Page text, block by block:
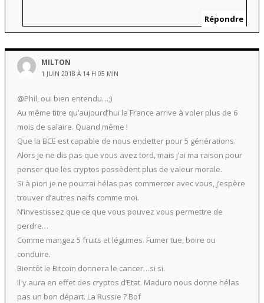
Répondre
MILTON
1 JUIN 2018 À 14 H 05 MIN
@Phil, oui bien entendu…;)
Au même titre qu’aujourd’hui la France arrive à voler plus de 6
mois de salaire. Quand même !
Que la BCE est capable de nous endetter pour 5 générations.
Alors je ne dis pas que vous avez tord, mais j’ai ma raison pour
penser que les cryptos possèdent plus de valeur morale.
Si à piori je ne pourrai hélas pas commercer avec vous, j’espère
trouver d’autres naifs comme moi.
N’investissez que ce que vous pouvez vous permettre de
perdre…
Comme mangez 5 fruits et légumes. Fumer tue, boire ou
conduire.
Bientôt le Bitcoin donnera le cancer…si si.
Il y aura en effet des cryptos d’Etat. Maduro nous donne hélas
pas un bon départ. La Russie ? Bof